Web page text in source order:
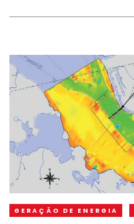
GERAÇÃO DE ENERGIA